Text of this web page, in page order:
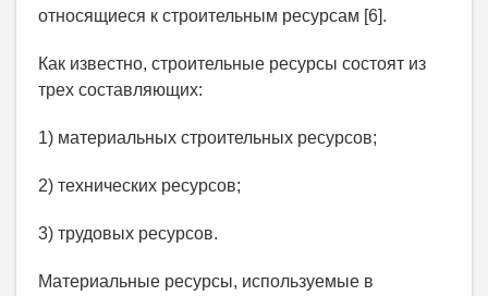
относящиеся к строительным ресурсам [6].
Как известно, строительные ресурсы состоят из
трех составляющих:
1) материальных строительных ресурсов;
2) технических ресурсов;
3) трудовых ресурсов.
Материальные ресурсы, используемые в